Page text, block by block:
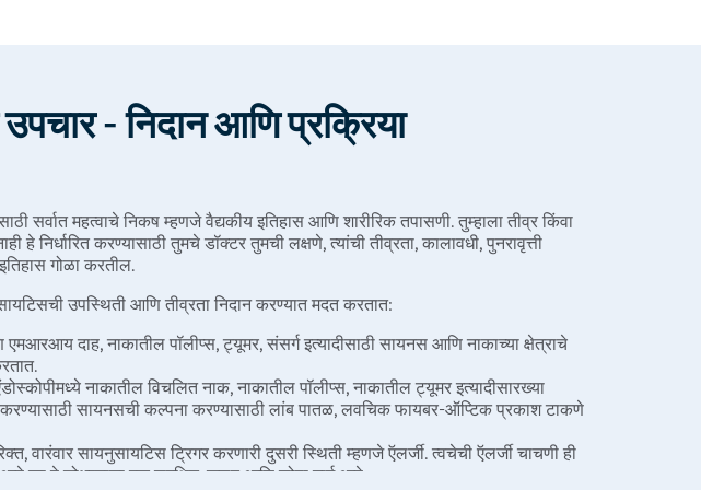
- निदान आणि प्रक्रिया
सर्वात महत्वाचे निकष म्हणजे वैद्यकीय इतिहास आणि शारीरिक तपासणी. तुम्हाला तीव्र किंवा
निर्धारित करण्यासाठी तुमचे डॉक्टर तुमची लक्षणे, त्यांची तीव्रता, कालावधी, पुनरावृत्ती
गोळा करतील.
उपस्थिती आणि तीव्रता निदान करण्यात मदत करतात:
एमआरआय दाह, नाकातील पॉलीप्स, ट्यूमर, संसर्ग इत्यादीसाठी सायनस आणि नाकाच्या क्षेत्राचे
नाकातील विचलित नाक, नाकातील पॉलीप्स, नाकातील ट्यूमर इत्यादीसारख्या
सायनसची कल्पना करण्यासाठी लांब पातळ, लवचिक फायबर-ऑप्टिक प्रकाश टाकणे
वारंवार सायनुसायटिस ट्रिगर करणारी दुसरी स्थिती म्हणजे ऍलर्जी. त्वचेची ऍलर्जी चाचणी ही
आहे का हे शोधण्याचा एक सुरक्षित, जलद आणि सोपा मार्ग आहे.